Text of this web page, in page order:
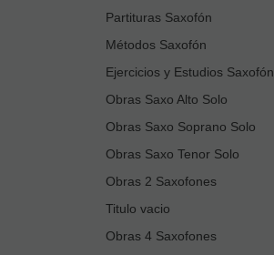
Partituras Saxofón
Métodos Saxofón
Ejercicios y Estudios Saxofón
Obras Saxo Alto Solo
Obras Saxo Soprano Solo
Obras Saxo Tenor Solo
Obras 2 Saxofones
Titulo vacio
Obras 4 Saxofones